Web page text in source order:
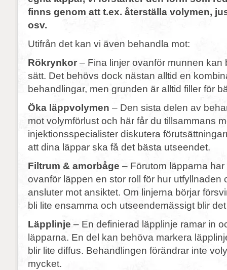
finns genom att t.ex. återställa volymen,
osv.
Utifrån det kan vi även behandla mot:
Rökrynkor – Fina linjer ovanför munnen kan
sätt. Det behövs dock nästan alltid en
behandlingar, men grunden är alltid filler för
Öka läppvolymen – Den sista delen av
mot volymförlust och här får du tillsammans
injektionsspecialister diskutera
att dina läppar ska få det bästa utseendet.
Filtrum & amorbåge – Förutom läpparna
ovanför läppen en stor roll för hur utfyllnaden
ansluter mot ansiktet. Om linjerna börjar
bli lite ensamma och utseendemässigt blir
Läpplinje – En definierad läpplinje ramar in
läpparna. En del kan behöva markera
blir lite diffus. Behandlingen förändrar inte
mycket.